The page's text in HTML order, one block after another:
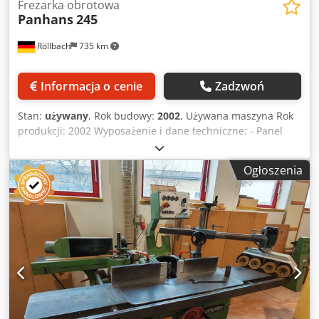
Röllbach 735 km
Frezarka obrotowa
Panhans245
Informacja o cenie Zadzwoń
Stan: używany, Rok budowy: 2002, Używana maszyna Rok
produkcji: 2002 Wyposażenie i dane techniczne: - Panel
obsługi w górnej części panelu sterowania - Panel
sterowania obrotowy i wysuwany - Obrotowe wrzeciono
frezarskie - Zakres obrotu wrzeciona frezarskiego: +/- 45° -
Skok wrzeciona frezarskiego: 150 mm - System szybkiej
wymiany trzpieni frezarskich HSK80 - Trzpień frezarski 30
mm - Elektromechaniczne blokowanie wrzeciona - Podpora
ramy 1340 mm na stole maszyny, wysuwana o ok. 700 mm
- Przedłużenie stołu po prawej stronie - Przedłużenie stołu
po lewej stronie - Sterowanie pozycjonowaniem w dwóch
osiach do regulacji wysokości i obrotu, cyfrowe
wyświetlacze LED - Napięcie 400 V / 50 Hz - Gniazdo
zasilające maszyny - Automatyczny rozruch silnika za
Ogłoszenia